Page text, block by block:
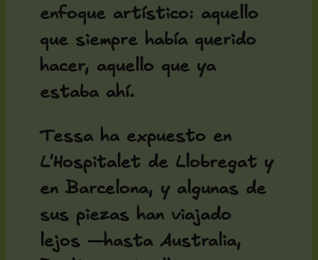
enfoque artístico: aquello
que siempre había querido
hacer, aquello que ya
estaba ahí.
Tessa ha expuesto en
L'Hospitalet de Llobregat y
en Barcelona, y algunas de
sus piezas han viajado
lejos —hasta Australia,